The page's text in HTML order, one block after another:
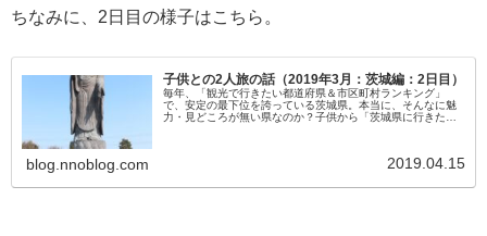
ちなみに、2日目の様子はこちら。
子供との2人旅の話（2019年3月：茨城編：2日目）
毎年、「観光で行きたい都道府県＆市区町村ランキング」
で、安定の最下位を誇っている茨城県。本当に、そんなに魅
力・見どころが無い県なのか？子供から「茨城県に行きた
blog.nnoblog.com 2019.04.15